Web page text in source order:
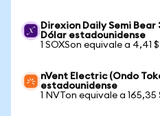
Direxion Daily Semi Bear
Dólar estadounidense
1 SOXSon equivale a 4,41 $
nVent Electric (Ondo
estadounidense
1 NVTon equivale a 165,35